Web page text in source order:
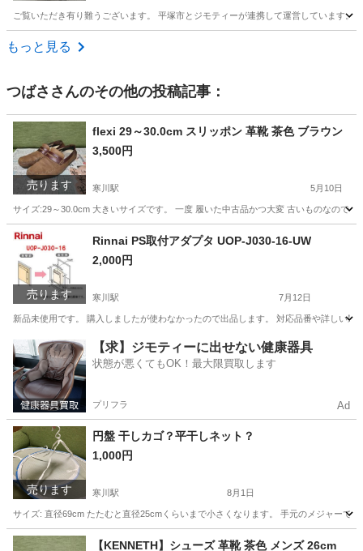
ご覧いただき有り難うございます。 平塚市とジモティーが連携して運営していま
神奈川 平塚市
もっと見る
つばさ さんのその他の投稿記事：
売ります
flexi 29～30.0cm スリッポン 革靴 茶色 ブラウン
3,500円
寒川駅 5月10日
サイズ:29～30.0cm 大きいサイズです。 一度 履いた中古品かつ大変 古いものなので
神奈川 靴 flexi
売ります
Rinnai PS取付アダプタ UOP-J030-16-UW
2,000円
寒川駅 7月12日
新品未使用です。 購入しましたが使わなかったので出品します。 対応品番や詳しい
神奈川 高座郡 寒川駅 その他 アダプタ
【求】ジモティーに出せない健康器具
状態が悪くてもOK！最大限買取します
プリフラ Ad
売ります
円盤 干しカゴ？平干しネット？
1,000円
寒川駅 8月1日
サイズ: 直径69cm たたむと直径25cmくらいまで小さくなります。 手元のメジャーで
神奈川 高座郡 洗濯用品 カゴ
【KENNETH】シューズ 革靴 茶色 メンズ 26cm